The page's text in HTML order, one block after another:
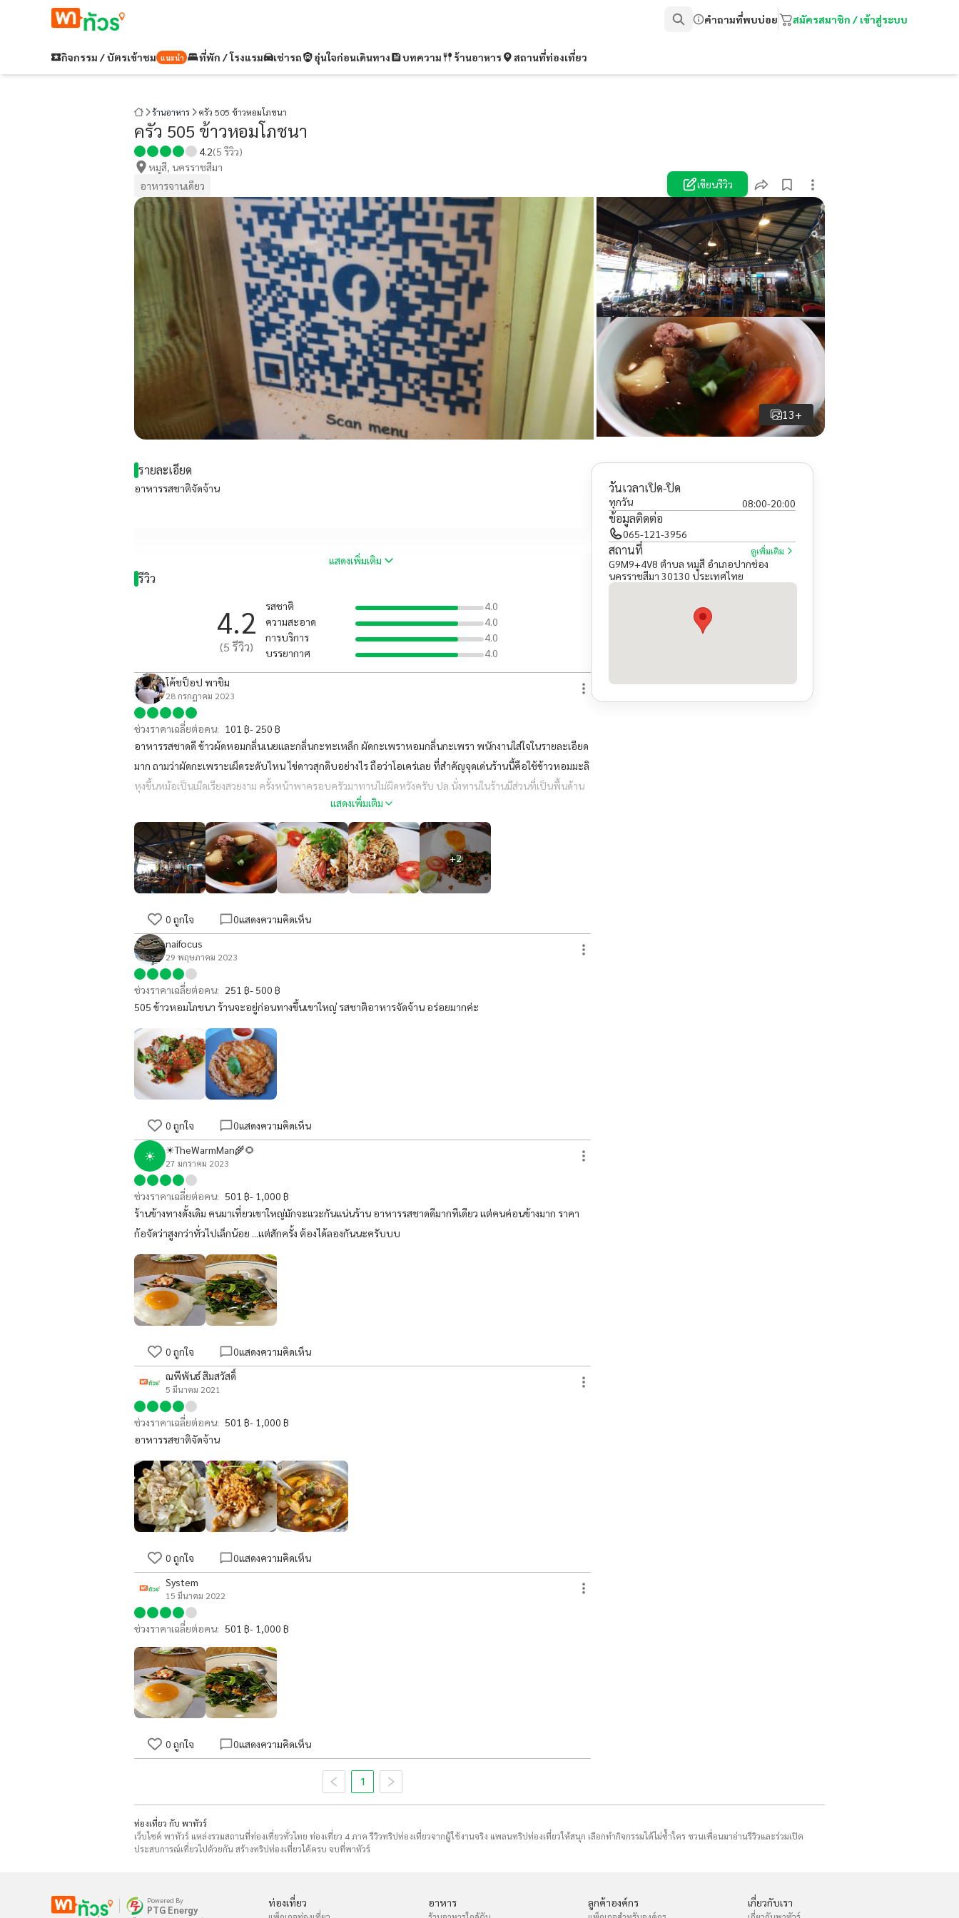
คำถามที่พบบ่อย สมัครสมาชิก / เข้าสู่ระบบ
กิจกรรม / บัตรเข้าชม แนะนำ ที่พัก / โรงแรม เช่ารถ อุ่นใจก่อนเดินทาง บทความ ร้านอาหาร สถานที่ท่องเที่ยว
ร้านอาหาร ครัว 505 ข้าวหอมโภชนา
ครัว 505 ข้าวหอมโภชนา
4.2(5 รีวิว)
หมูสี, นครราชสีมา
อาหารจานเดียว
เขียนรีวิว
13+
รายละเอียด
อาหารรสชาติจัดจ้าน
แสดงเพิ่มเติม
รีวิว
4.2
(5 รีวิว)
รสชาติ
4.0
ความสะอาด
4.0
การบริการ
4.0
บรรยากาศ
4.0
โค้ชป็อป พาชิม
28 กรกฎาคม 2023
ช่วงราคาเฉลี่ยต่อคน: 101 ฿- 250 ฿
อาหารรสชาดดี ข้าวผ้ดหอมกลิ่นเนยและกลิ่นกะทะเหล็ก ผัดกะเพราหอมกลิ่นกะเพรา พนักงานใส่ใจในรายละเอียด
มาก ถามว่าผัดกะเพราะเผ็ดระดับไหน ไข่ดาวสุกดิบอย่างไร ถือว่าโอเคร่เลย ที่สำคัญจุดเด่นร้านนี้คือใช้ข้าวหอมมะลิ
หุงขึ้นหม้อเป็นเม็ดเรียงสวยงาม ครั้งหน้าพาครอบครัวมาทานไม่ผิดหวังครับ ปล.นั่งทานในร้านมีส่วนที่เป็นพื้นด้าน
ล่างและตัวเรือนไม้เตี้ยข้างบน ข้างบนค่อนข้างจะกระเทือนเวลามีคนเดินเท้าหนักๆยิ่งกระเทือนครับ
แสดงเพิ่มเติม
+2
0 ถูกใจ 0แสดงความคิดเห็น
naifocus
29 พฤษภาคม 2023
ช่วงราคาเฉลี่ยต่อคน: 251 ฿- 500 ฿
505 ข้าวหอมโภชนา ร้านจะอยู่ก่อนทางขึ้นเขาใหญ่ รสชาติอาหารจัดจ้าน อร่อยมากค่ะ
0 ถูกใจ 0แสดงความคิดเห็น
☀ ☀TheWarmMan🌾🌻
27 มกราคม 2023
ช่วงราคาเฉลี่ยต่อคน: 501 ฿- 1,000 ฿
ร้านข้างทางดั้งเดิม คนมาเที่ยวเขาใหญ่มักจะแวะกันแน่นร้าน อาหารรสชาดดีมากทีเดียว แต่คนค่อนข้างมาก ราคา
ก้อจัดว่าสูงกว่าทั่วไปเล็กน้อย ...แต่สักครั้ง ต้องได้ลองกันนะครับบบ
0 ถูกใจ 0แสดงความคิดเห็น
ณพี​พันธ์​ สิมสวัสดิ์
5 มีนาคม 2021
ช่วงราคาเฉลี่ยต่อคน: 501 ฿- 1,000 ฿
อาหารรสชาติจัดจ้าน
0 ถูกใจ 0แสดงความคิดเห็น
System
15 มีนาคม 2022
ช่วงราคาเฉลี่ยต่อคน: 501 ฿- 1,000 ฿
0 ถูกใจ 0แสดงความคิดเห็น
1
วันเวลาเปิด-ปิด
ทุกวัน 08:00-20:00
ข้อมูลติดต่อ
065-121-3956
สถานที่ ดูเพิ่มเติม
G9M9+4V8 ตำบล หมูสี อำเภอปากช่อง
นครราชสีมา 30130 ประเทศไทย
ท่องเที่ยว กับ พาทัวร์
เว็บไซต์ พาทัวร์ แหล่งรวมสถานที่ท่องเที่ยวทั่วไทย ท่องเที่ยว 4 ภาค รีวิวทริปท่องเที่ยวจากผู้ใช้งานจริง แพลนทริปท่องเที่ยวให้สนุก เลือกทำกิจกรรมได้ไม่ซ้ำใคร ชวนเพื่อนมาอ่านรีวิวและร่วมเปิด
ประสบการณ์เที่ยวไปด้วยกัน สร้างทริปท่องเที่ยวได้ครบ จบที่พาทัวร์
Powered By
PTG Energy
ท่องเที่ยว อาหาร ลูกค้าองค์กร เกี่ยวกับเรา